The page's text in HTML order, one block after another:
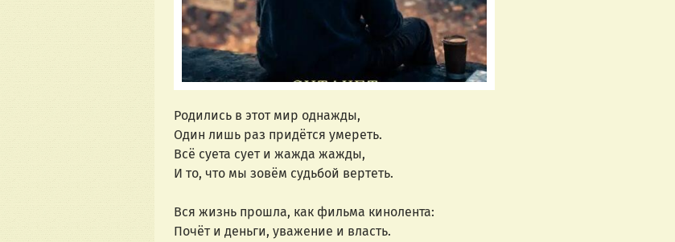
Родились в этот мир однажды,
Один лишь раз придётся умереть.
Всё суета сует и жажда жажды,
И то, что мы зовём судьбой вертеть.
Вся жизнь прошла, как фильма кинолента:
Почёт и деньги, уважение и власть.